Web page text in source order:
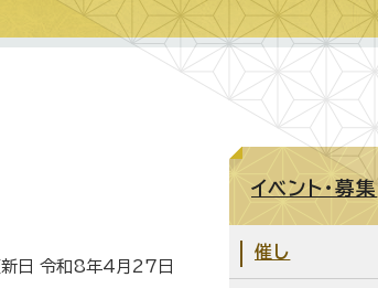
日 令和8年4月27日
イベント・募集
催し